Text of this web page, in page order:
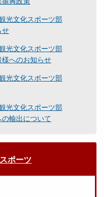
光文化スポーツ部
せ
光文化スポーツ部
様へのお知らせ
光文化スポーツ部
光文化スポーツ部
の輸出について
ポーツ